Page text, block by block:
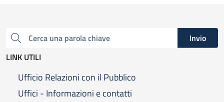
Cerca una parola chiave
Invio
LINK UTILI
Ufficio Relazioni con il Pubblico
Uffici - Informazioni e contatti